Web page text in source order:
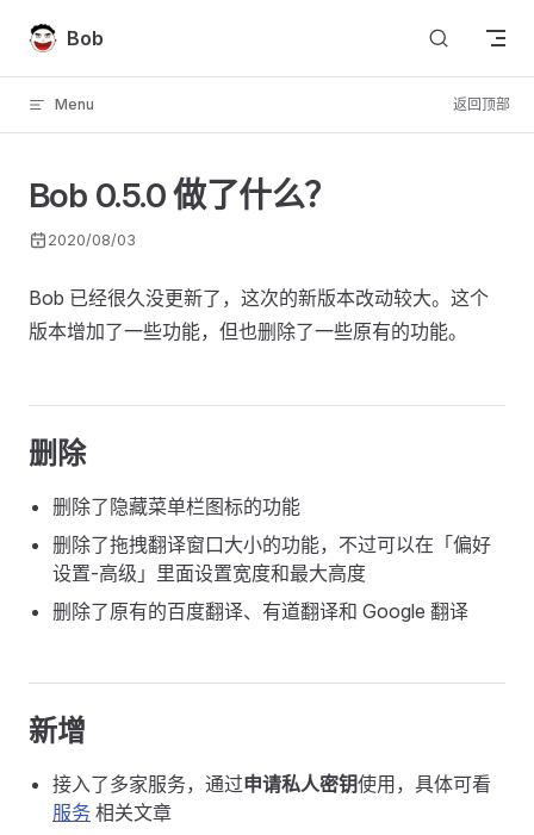
Skip to content
Bob
Menu 返回顶部
Bob 0.5.0 做了什么？
2020/08/03
Bob 已经很久没更新了，这次的新版本改动较大。这个
版本增加了一些功能，但也删除了一些原有的功能。
删除
删除了隐藏菜单栏图标的功能
删除了拖拽翻译窗口大小的功能，不过可以在「偏好
设置-高级」里面设置宽度和最大高度
删除了原有的百度翻译、有道翻译和 Google 翻译
新增
接入了多家服务，通过申请私人密钥使用，具体可看
服务 相关文章